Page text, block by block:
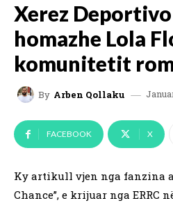
Xerez
homazhe Lola
komunitetit
By Arben Qollaku
FACEBOOK X
Ky artikull vjen nga fanzina
Chance”, e krijuar nga ERRC